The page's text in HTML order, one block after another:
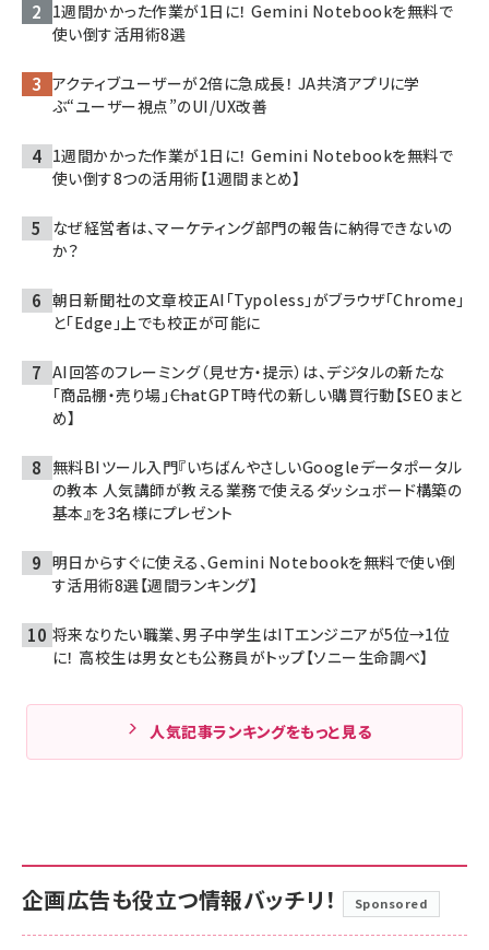
1週間かかった作業が1日に！ Gemini Notebookを無料で
使い倒す活用術8選
アクティブユーザーが2倍に急成長！ JA共済アプリに学
ぶ“ユーザー視点”のUI/UX改善
1週間かかった作業が1日に！ Gemini Notebookを無料で
使い倒す8つの活用術【1週間まとめ】
なぜ経営者は、マーケティング部門の報告に納得できないの
か？
朝日新聞社の文章校正AI「Typoless」がブラウザ「Chrome」
と「Edge」上でも校正が可能に
AI回答のフレーミング（見せ方・提示）は、デジタルの新たな
「商品棚・売り場」――ChatGPT時代の新しい購買行動【SEOまと
め】
無料BIツール入門『いちばんやさしいGoogleデータポータル
の教本 人気講師が教える業務で使えるダッシュボード構築の
基本』を3名様にプレゼント
明日からすぐに使える、Gemini Notebookを無料で使い倒
す活用術8選【週間ランキング】
将来なりたい職業、男子中学生はITエンジニアが5位→1位
に！ 高校生は男女とも公務員がトップ【ソニー生命調べ】
人気記事ランキングをもっと見る
企画広告も役立つ情報バッチリ！ Sponsored